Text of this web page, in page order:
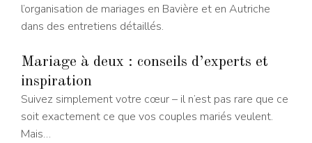
l’organisation de mariages en Bavière et en Autriche
dans des entretiens détaillés.
Mariage à deux : conseils d’experts et
inspiration
Suivez simplement votre cœur – il n’est pas rare que ce
soit exactement ce que vos couples mariés veulent.
Mais…